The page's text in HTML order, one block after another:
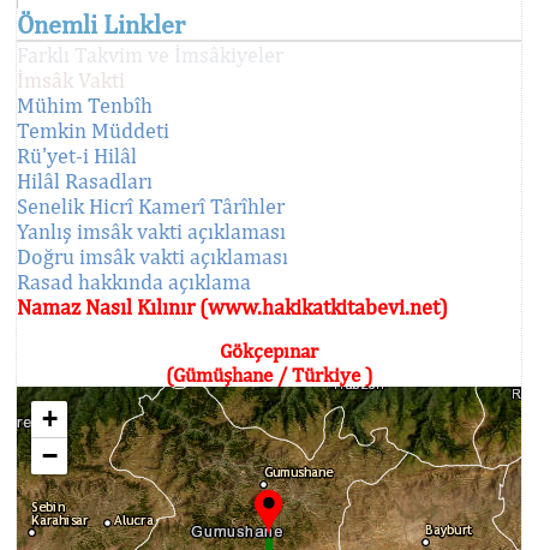
Önemli Linkler
Farklı Takvim ve İmsâkiyeler
İmsâk Vakti
Mühim Tenbîh
Temkin Müddeti
Rü'yet-i Hilâl
Hilâl Rasadları
Senelik Hicrî Kamerî Târîhler
Yanlış imsâk vakti açıklaması
Doğru imsâk vakti açıklaması
Rasad hakkında açıklama
Namaz Nasıl Kılınır (www.hakikatkitabevi.net)
Gökçepınar
(Gümüşhane / Türkiye )
+
−